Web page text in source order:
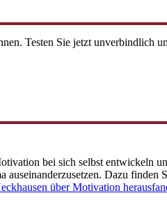
Testen Sie jetzt unverbindlich
bei sich selbst entwickeln
auseinanderzusetzen. Dazu
über Motivation